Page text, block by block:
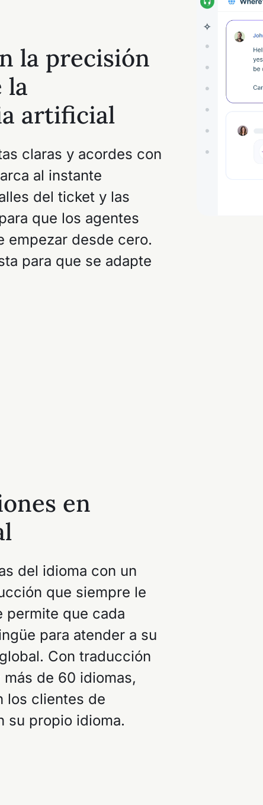
la precisión
la
artificial
claras y acordes con
al instante
del ticket y las
que los agentes
empezar desde cero.
para que se adapte
en
del idioma con un
que siempre le
permite que cada
para atender a su
Con traducción
de 60 idiomas,
los clientes de
su propio idioma.